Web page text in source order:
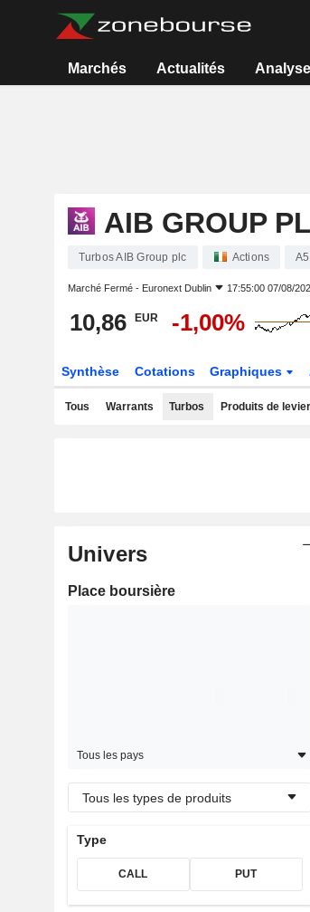
Marchés Actualités
AIB GROUP
Turbos AIB Group plc Actions
Marché Fermé - Euronext Dublin 17:55:00 07/08/
10,86 EUR -1,00%
Synthèse Cotations Graphiques
Tous Warrants Turbos Produits de levier
Univers
Place boursière
Tous les pays
Tous les types de produits
Type
CALL PUT